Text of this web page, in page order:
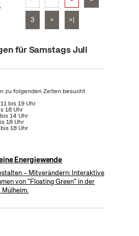
3 > >|
für Samstags Juli
zu folgenden Zeiten besucht
bis 19 Uhr
18 Uhr
14 Uhr
18 Uhr
18 Uhr
Energiewende
– Mitverändern: Interaktive
von "Floating Green" in der